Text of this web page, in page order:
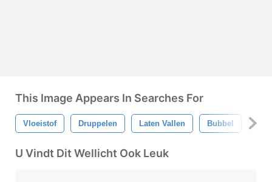
This Image Appears In Searches For
Vloeistof Druppelen Laten Vallen Bubbel
U Vindt Dit Wellicht Ook Leuk